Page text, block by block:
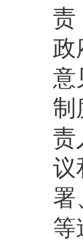
责
政
意
制
责
议
署
等